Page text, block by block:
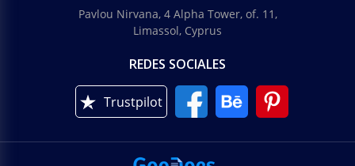
Pavlou Nirvana, 4 Alpha Tower, of. 11,
Limassol, Cyprus
REDES SOCIALES
Trustpilot